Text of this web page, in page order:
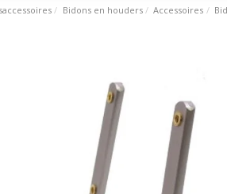
Bidons en houders Accessoires